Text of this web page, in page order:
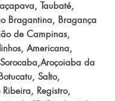
Taubaté,
Bragantina, Bragança
de Campinas,
Americana,
da
Salto,
Registro,